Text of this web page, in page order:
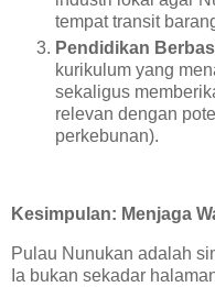
tempat transit
Pendidikan
kurikulum yang
sekaligus
relevan dengan
perkebunan).
Kesimpulan: Menjaga
Pulau Nunukan adalah
Ia bukan sekadar